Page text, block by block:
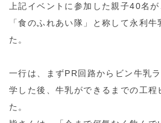
上記イベントに参加した親子40名
「食のふれあい隊」と称して永利
た。
一行は、まずPR回路からビン牛乳
学した後、牛乳ができるまでの工程
た。